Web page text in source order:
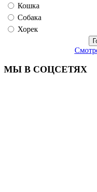
Кошка
Собака
Хорек
МЫ В СОЦСЕТЯХ